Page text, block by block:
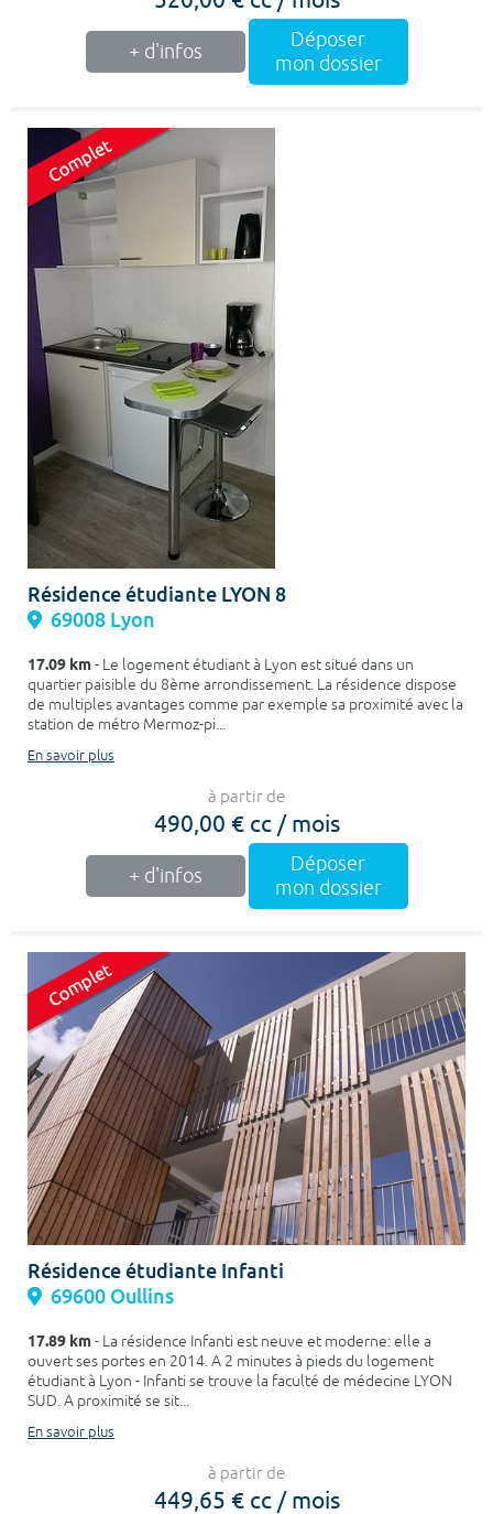
+ d'infos
Déposer
mon dossier
Résidence étudiante LYON 8
69008 Lyon
17.09 km- Le logement étudiant à Lyon est situé dans un
quartier paisible du 8ème arrondissement. La résidence dispose
de multiples avantages comme par exemple sa proximité avec la
station de métro Mermoz-pi...
En savoir plus
à partir de
490,00 € cc / mois
+ d'infos
Déposer
mon dossier
Résidence étudiante Infanti
69600 Oullins
17.89 km- La résidence Infanti est neuve et moderne: elle a
ouvert ses portes en 2014. A 2 minutes à pieds du logement
étudiant à Lyon - Infanti se trouve la faculté de médecine LYON
SUD. A proximité se sit...
En savoir plus
à partir de
449,65 € cc / mois